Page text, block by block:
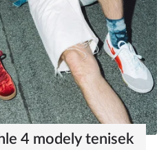
4 modely tenisek